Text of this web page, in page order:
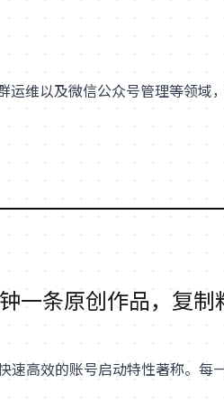
维以及微信公众号管理等领域
一条原创作品，复制
高效的账号启动特性著称。每